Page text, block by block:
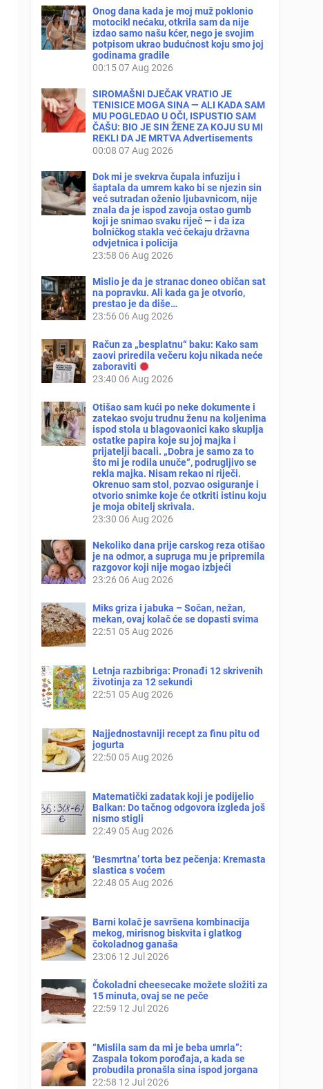
Onog dana kada je moj muž poklonio
motocikl nećaku, otkrila sam da nije
izdao samo našu kćer, nego je svojim
potpisom ukrao budućnost koju smo joj
godinama gradile
00:15 07 Aug 2026
SIROMAŠNI DJEČAK VRATIO JE
TENISICE MOGA SINA — ALI KADA SAM
MU POGLEDAO U OČI, ISPUSTIO SAM
ČAŠU: BIO JE SIN ŽENE ZA KOJU SU MI
REKLI DA JE MRTVA Advertisements
00:08 07 Aug 2026
Dok mi je svekrva čupala infuziju i
šaptala da umrem kako bi se njezin sin
već sutradan oženio ljubavnicom, nije
znala da je ispod zavoja ostao gumb
koji je snimao svaku riječ — i da iza
bolničkog stakla već čekaju državna
odvjetnica i policija
23:58 06 Aug 2026
Mislio je da je stranac doneo običan sat
na popravku. Ali kada ga je otvorio,
prestao je da diše…
23:56 06 Aug 2026
Račun za „besplatnu“ baku: Kako sam
zaovi priredila večeru koju nikada neće
zaboraviti
23:40 06 Aug 2026
Otišao sam kući po neke dokumente i
zatekao svoju trudnu ženu na koljenima
ispod stola u blagovaonici kako skuplja
ostatke papira koje su joj majka i
prijatelji bacali. „Dobra je samo za to
što mi je rodila unuče“, podrugljivo se
rekla majka. Nisam rekao ni riječi.
Okrenuo sam stol, pozvao osiguranje i
otvorio snimke koje će otkriti istinu koju
je moja obitelj skrivala.
23:30 06 Aug 2026
Nekoliko dana prije carskog reza otišao
je na odmor, a supruga mu je pripremila
razgovor koji nije mogao izbjeći
23:26 06 Aug 2026
Miks griza i jabuka – Sočan, nežan,
mekan, ovaj kolač će se dopasti svima
22:51 05 Aug 2026
Letnja razbibriga: Pronađi 12 skrivenih
životinja za 12 sekundi
22:51 05 Aug 2026
Najjednostavniji recept za finu pitu od
jogurta
22:50 05 Aug 2026
Matematički zadatak koji je podijelio
Balkan: Do tačnog odgovora izgleda još
nismo stigli
22:49 05 Aug 2026
‘Besmrtna’ torta bez pečenja: Kremasta
slastica s voćem
22:48 05 Aug 2026
Barni kolač je savršena kombinacija
mekog, mirisnog biskvita i glatkog
čokoladnog ganaša
23:06 12 Jul 2026
Čokoladni cheesecake možete složiti za
15 minuta, ovaj se ne peče
22:59 12 Jul 2026
“Mislila sam da mi je beba umrla”:
Zaspala tokom porođaja, a kada se
probudila pronašla sina ispod jorgana
22:58 12 Jul 2026